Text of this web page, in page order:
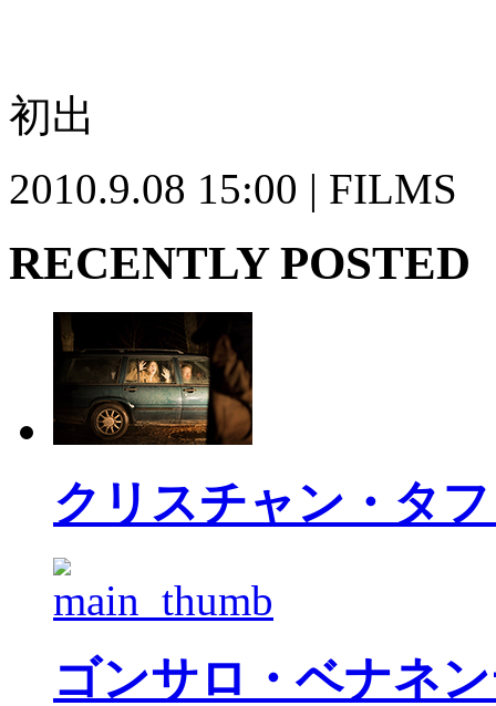
初出
2010.9.08 15:00 | FILMS
RECENTLY POSTED
クリスチャン・タ
ゴンサロ・ベナネ